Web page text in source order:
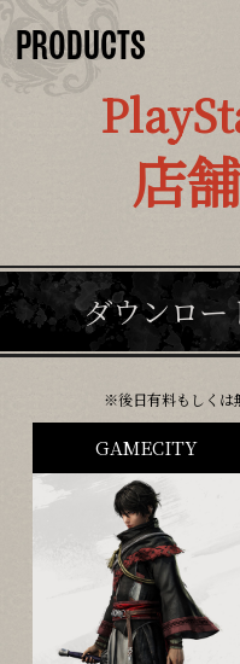
MOVIES
PRODUCTS
DLC
Follow
PRODUCTS
店
ダウンロー
後日有料もしくは
GAMECITY